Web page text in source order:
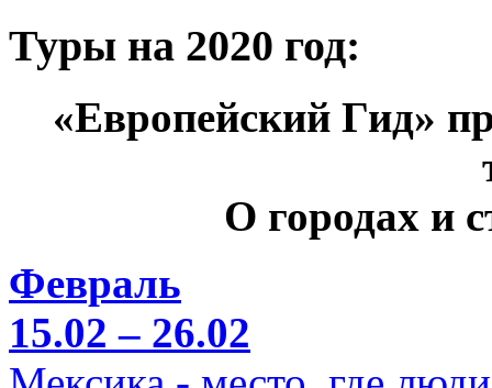
Туры на 2020 год:
«Европейский Гид»
О городах и
Февраль
15.02 – 26.02